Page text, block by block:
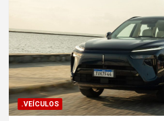
.VEÍCULOS